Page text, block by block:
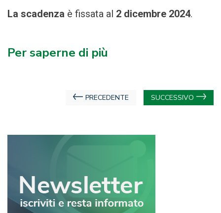
La scadenza è fissata al 2 dicembre 2024.
Per saperne di più
Navigazione
PRECEDENTE SUCCESSIVO